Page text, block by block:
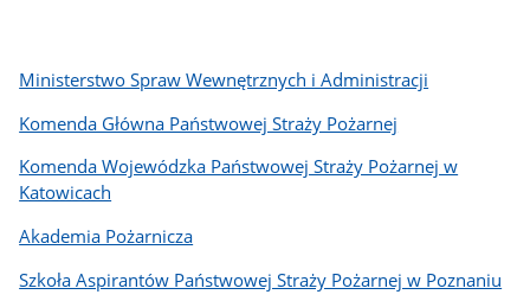
Ministerstwo Spraw Wewnętrznych i Administracji
Komenda Główna Państwowej Straży Pożarnej
Komenda Wojewódzka Państwowej Straży Pożarnej w
Katowicach
Akademia Pożarnicza
Szkoła Aspirantów Państwowej Straży Pożarnej w Poznaniu